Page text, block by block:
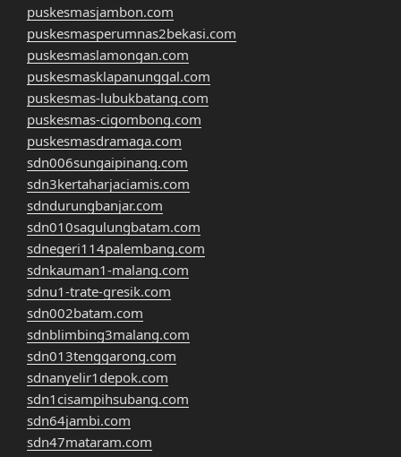
puskesmasjambon.com
puskesmasperumnas2bekasi.com
puskesmaslamongan.com
puskesmasklapanunggal.com
puskesmas-lubukbatang.com
puskesmas-cigombong.com
puskesmasdramaga.com
sdn006sungaipinang.com
sdn3kertaharjaciamis.com
sdndurungbanjar.com
sdn010sagulungbatam.com
sdnegeri114palembang.com
sdnkauman1-malang.com
sdnu1-trate-gresik.com
sdn002batam.com
sdnblimbing3malang.com
sdn013tenggarong.com
sdnanyelir1depok.com
sdn1cisampihsubang.com
sdn64jambi.com
sdn47mataram.com